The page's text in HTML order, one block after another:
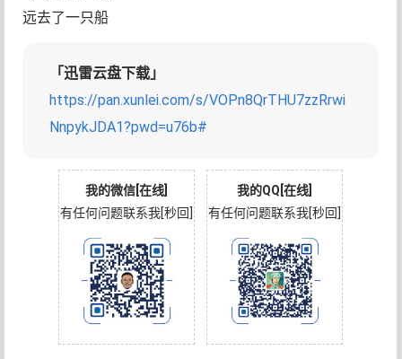
远去了一只船
「迅雷云盘下载」
https://pan.xunlei.com/s/VOPn8QrTHU7zzRrwi
NnpykJDA1?pwd=u76b#
我的微信[在线]
有任何问题联系我[秒回]
我的QQ[在线]
有任何问题联系我[秒回]